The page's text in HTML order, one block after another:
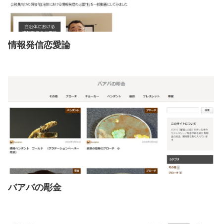
情報発信恋愛論
バアバの彫金